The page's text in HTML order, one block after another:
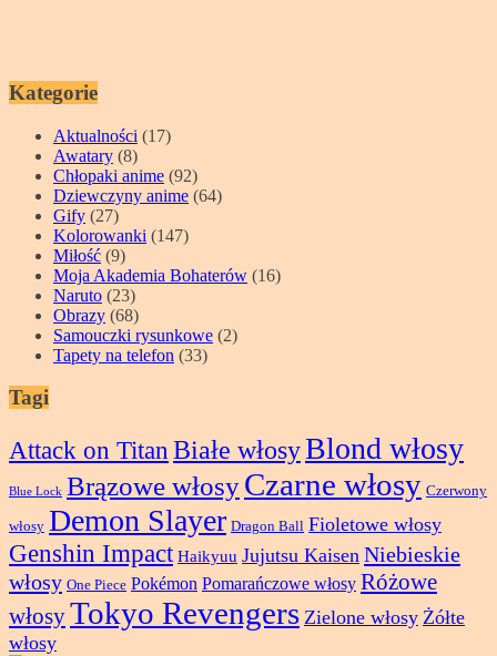
Kategorie
Aktualności (17)
Awatary (8)
Chłopaki anime (92)
Dziewczyny anime (64)
Gify (27)
Kolorowanki (147)
Miłość (9)
Moja Akademia Bohaterów (16)
Naruto (23)
Obrazy (68)
Samouczki rysunkowe (2)
Tapety na telefon (33)
Tagi
Attack on Titan Białe włosyBlond włosy
Blue Lock Brązowe włosyCzarne włosy Czerwony
włosy Demon Slayer Dragon Ball Fioletowe włosy
Genshin Impact Haikyuu Jujutsu Kaisen Niebieskie
włosy One Piece Pokémon Pomarańczowe włosy Różowe
włosyTokyo Revengers Zielone włosy Żółte
włosy